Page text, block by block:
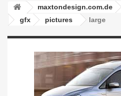
maxtondesign.com.de
gfx
pictures large